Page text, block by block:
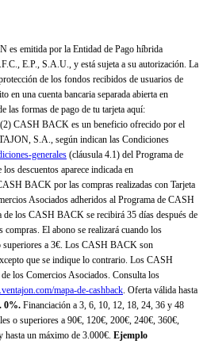
es emitida por la Entidad de Pago híbrida
E.P., S.A.U., y está sujeta a su autorización. La
de los fondos recibidos de usuarios de
en una cuenta bancaria separada abierta en
las formas de pago de tu tarjeta aquí:
CASH BACK es un beneficio ofrecido por el
S.A., según indican las Condiciones
generales (cláusula 4.1) del Programa de
descuentos aparece indicada en
BACK por las compras realizadas con Tarjeta
Asociados adheridos al Programa de CASH
los CASH BACK se recibirá 35 días después de
compras. El abono se realizará cuando los
superiores a 3€. Los CASH BACK son
que se indique lo contrario. Los CASH
los Comercios Asociados. Consulta los
mapa-de-cashback. Oferta válida hasta
0%. Financiación a 3, 6, 10, 12, 18, 24, 36 y 48
o superiores a 90€, 120€, 200€, 240€, 360€,
hasta un máximo de 3.000€. Ejemplo